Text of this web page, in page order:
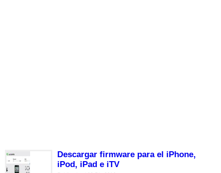
Descargar firmware para el iPhone,
iPod, iPad e iTV